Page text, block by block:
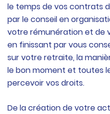
le temps de vos contrats
par le conseil en
votre rémunération et de
en finissant par vous
sur votre retraite, la
le bon moment et toutes
percevoir vos droits.
De la création de votre